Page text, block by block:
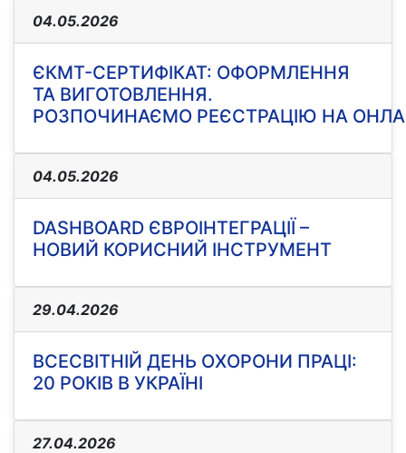
04.05.2026
ЄКМТ-СЕРТИФІКАТ: ОФОРМЛЕННЯ
ТА ВИГОТОВЛЕННЯ.
РОЗПОЧИНАЄМО РЕЄСТРАЦІЮ НА
04.05.2026
DASHBOARD ЄВРОІНТЕГРАЦІЇ –
НОВИЙ КОРИСНИЙ ІНСТРУМЕНТ
29.04.2026
ВСЕСВІТНІЙ ДЕНЬ ОХОРОНИ ПРАЦІ:
20 РОКІВ В УКРАЇНІ
27.04.2026